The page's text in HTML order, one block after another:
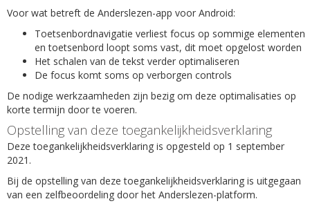
Voor wat betreft de Anderslezen-app voor Android:
Toetsenbordnavigatie verliest focus op sommige elementen
en toetsenbord loopt soms vast, dit moet opgelost worden
Het schalen van de tekst verder optimaliseren
De focus komt soms op verborgen controls
De nodige werkzaamheden zijn bezig om deze optimalisaties op
korte termijn door te voeren.
Opstelling van deze toegankelijkheidsverklaring
Deze toegankelijkheidsverklaring is opgesteld op 1 september
2021.
Bij de opstelling van deze toegankelijkheidsverklaring is uitgegaan
van een zelfbeoordeling door het Anderslezen-platform.